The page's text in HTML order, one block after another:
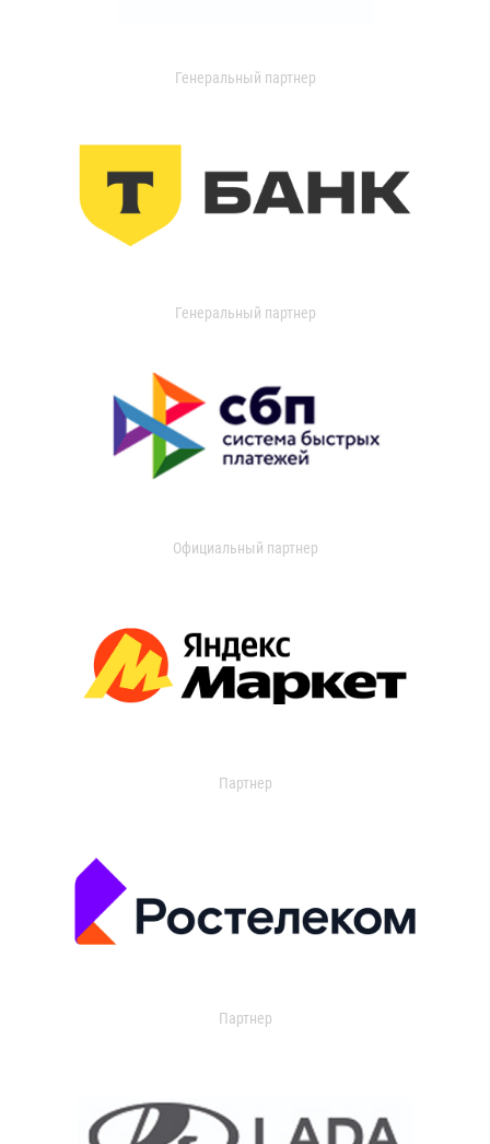
Генеральный партнер
Генеральный партнер
Официальный партнер
Партнер
Партнер